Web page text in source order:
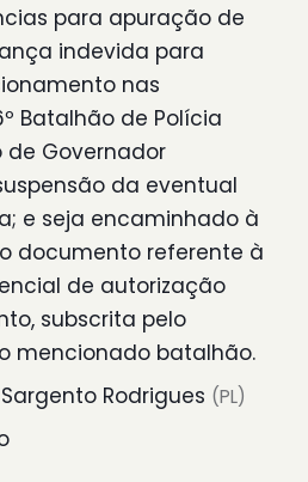
para apuração de
indevida para
nas
Batalhão de Polícia
de Governador
da eventual
e seja encaminhado à
documento referente à
de autorização
subscrita pelo
mencionado batalhão.
Rodrigues (PL)